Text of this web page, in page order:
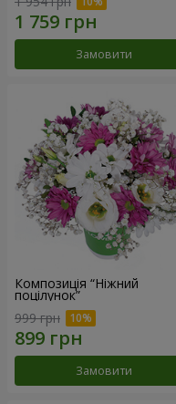
Замовити
Композиція “Ніжний
поцілунок”
999 грн
Замовити